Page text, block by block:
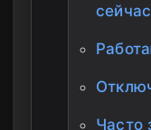
сейчас
Часто